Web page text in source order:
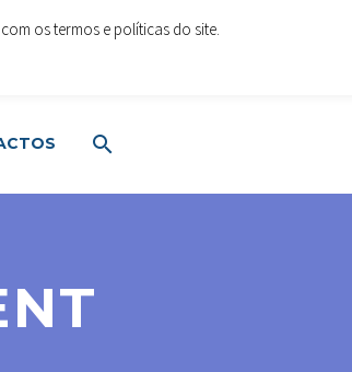
www.cartoesesolucoes.com
os termos e políticas do site.